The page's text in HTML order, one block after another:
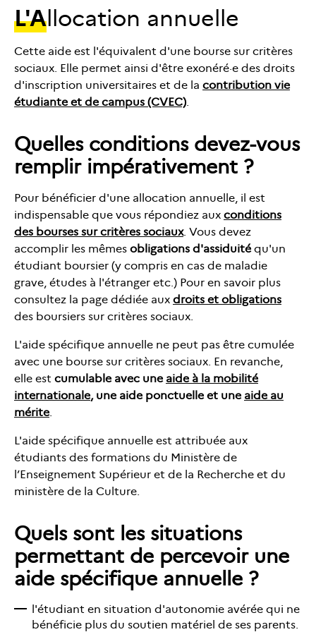
L'allocation annuelle
Cette aide est l'équivalent d'une bourse sur critères
sociaux. Elle permet ainsi d'être exonéré·e des droits
d'inscription universitaires et de la contribution vie
étudiante et de campus (CVEC).
Quelles conditions devez-vous
remplir impérativement ?
Pour bénéficier d'une allocation annuelle, il est
indispensable que vous répondiez aux conditions
des bourses sur critères sociaux. Vous devez
accomplir les mêmes obligations d'assiduitéqu'un
étudiant boursier (y compris en cas de maladie
grave, études à l'étranger etc.) Pour en savoir plus
consultez la page dédiée aux droits et obligations
des boursiers sur critères sociaux.
L'aide spécifique annuelle ne peut pas être cumulée
avec une bourse sur critères sociaux. En revanche,
elle est cumulable avec une aide à la mobilité
internationale, une aide ponctuelle et une aide au
mérite.
L'aide spécifique annuelle est attribuée aux
étudiants des formations du Ministère de
l’Enseignement Supérieur et de la Recherche et du
ministère de la Culture.
Quels sont les situations
permettant de percevoir une
aide spécifique annuelle ?
l'étudiant en situation d'autonomie avérée qui ne
bénéficie plus du soutien matériel de ses parents.